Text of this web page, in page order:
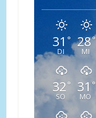
31 °
DI
28°
MI
32 °
SO
31 °
MO